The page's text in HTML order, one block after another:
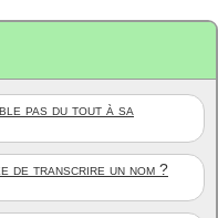
pas du tout à sa
de transcrire un nom ?